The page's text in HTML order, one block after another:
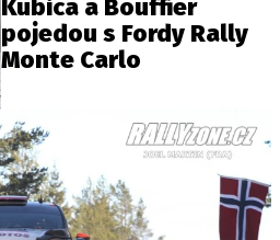
Kubica a Bouffier
pojedou s Fordy Rally
Monte Carlo